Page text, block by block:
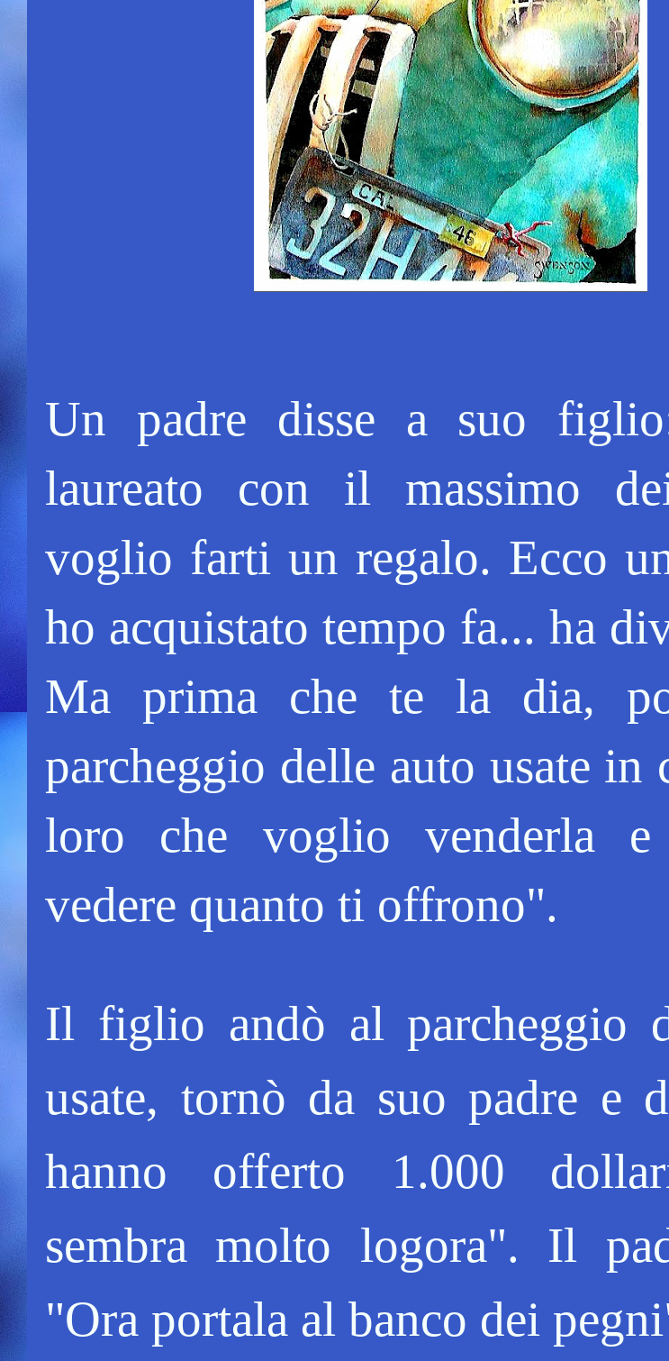
Un padre disse a suo
laureato con il massimo
voglio farti un regalo. Ecco
ho acquistato tempo fa... ha
Ma prima che te la dia,
parcheggio delle auto usate in
loro che voglio venderla
vedere quanto ti offrono".
Il figlio andò al parcheggio
usate, tornò da suo padre e
hanno offerto 1.000
sembra molto logora". Il
"Ora portala al banco dei